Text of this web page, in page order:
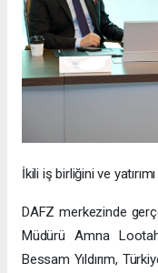
İkili iş birliğini ve
DAFZ merkezinde
Müdürü Amna
Bessam Yıldırım,